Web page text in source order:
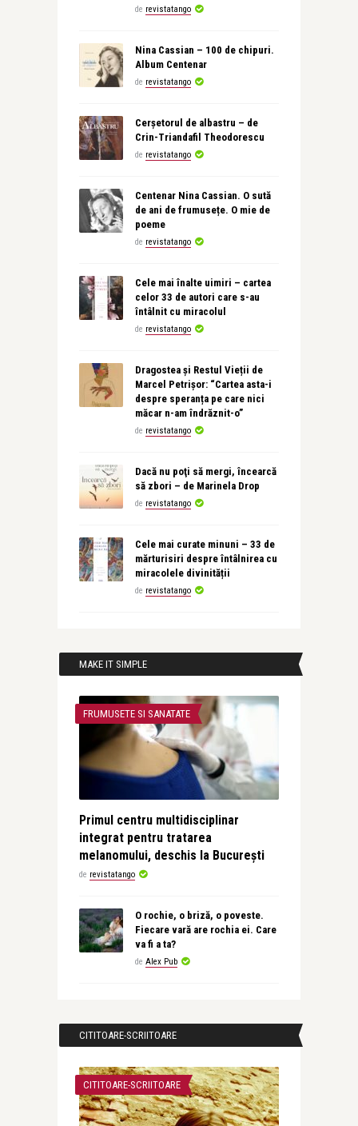
de revistatango
Nina Cassian – 100 de chipuri.
Album Centenar
de revistatango
Cerșetorul de albastru – de
Crin-Triandafil Theodorescu
de revistatango
Centenar Nina Cassian. O sută
de ani de frumusețe. O mie de
poeme
de revistatango
Cele mai înalte uimiri – cartea
celor 33 de autori care s-au
întâlnit cu miracolul
de revistatango
Dragostea și Restul Vieții de
Marcel Petrișor: “Cartea asta-i
despre speranța pe care nici
măcar n-am îndrăznit-o”
de revistatango
Dacă nu poţi să mergi, încearcă
să zbori – de Marinela Drop
de revistatango
Cele mai curate minuni – 33 de
mărturisiri despre întâlnirea cu
miracolele divinității
de revistatango
MAKE IT SIMPLE
FRUMUSETE SI SANATATE
Primul centru multidisciplinar
integrat pentru tratarea
melanomului, deschis la București
de revistatango
O rochie, o briză, o poveste.
Fiecare vară are rochia ei. Care
va fi a ta?
de Alex Pub
CITITOARE-SCRIITOARE
CITITOARE-SCRIITOARE